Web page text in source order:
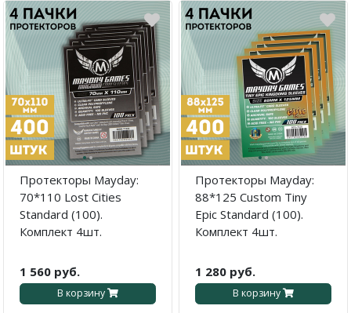
··
Протекторы Mayday:
70*110 Lost Cities
Standard (100).
Комплект 4шт.
1 560 руб.
В корзину
··
Протекторы Mayday:
88*125 Custom Tiny
Epic Standard (100).
Комплект 4шт.
1 280 руб.
В корзину
Детективные
Игры-квесты
Викторины
Для взрослых (18+)
GaGa Games
Эврикус
Банда умников
Остальные серии